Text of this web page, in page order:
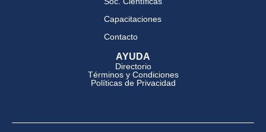
Capacitaciones
Contacto
AYUDA
Directorio
Términos y Condiciones
Políticas de Privacidad